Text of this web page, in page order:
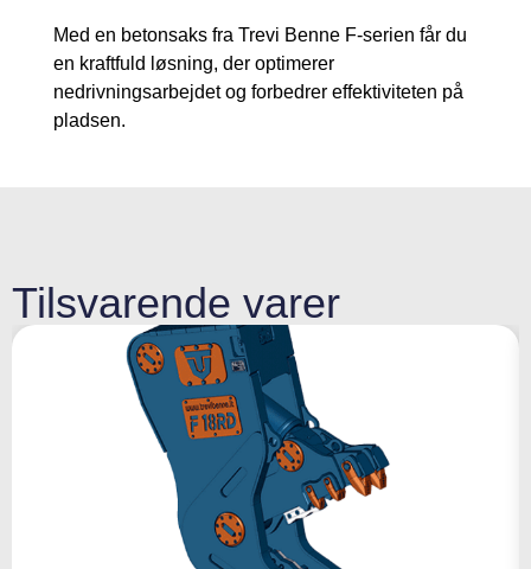
Med en betonsaks fra Trevi Benne F-serien får du
en kraftfuld løsning, der optimerer
nedrivningsarbejdet og forbedrer effektiviteten på
pladsen.
Tilsvarende varer